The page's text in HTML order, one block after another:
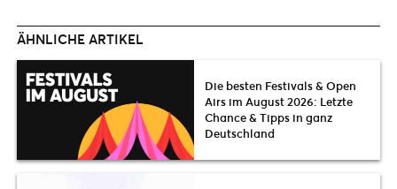
ÄHNLICHE ARTIKEL
Die besten Festivals & Open
Airs im August 2026: Letzte
Chance & Tipps in ganz
Deutschland